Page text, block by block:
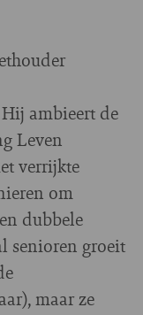
ambieert de
Leven
verrijkte
om
dubbele
senioren groeit
maar ze